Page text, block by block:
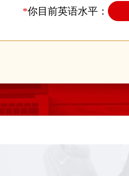
*你目前英语水平：